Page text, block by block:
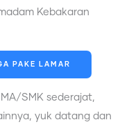
Kebakaran
PAKE LAMAR
SMK sederajat,
yuk datang dan